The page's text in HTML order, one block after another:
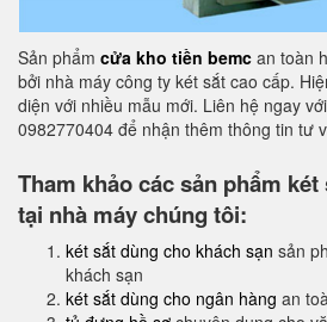
Sản phẩm cửa kho tiền bemc an toàn
bởi nhà máy công ty két sắt cao cấp.
diện với nhiều mẫu mới. Liên hệ ngay
0982770404 để nhận thêm thông tin tư
Tham khảo các sản phẩm
tại nhà máy chúng tôi:
két sắt dùng cho khách sạn sản
khách sạn
két sắt dùng cho ngân hàng an